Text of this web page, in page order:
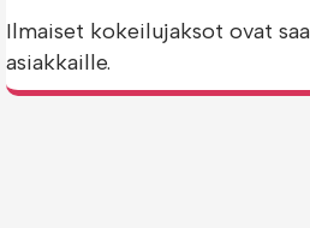
Ilmaiset kokeilujaksot ovat
asiakkaille.